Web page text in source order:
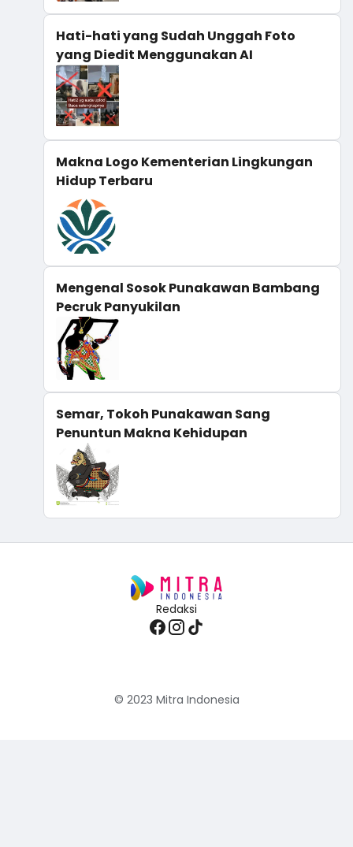
Hati-hati yang Sudah Unggah Foto
yang Diedit Menggunakan AI
Makna Logo Kementerian Lingkungan
Hidup Terbaru
Mengenal Sosok Punakawan Bambang
Pecruk Panyukilan
Semar, Tokoh Punakawan Sang
Penuntun Makna Kehidupan
Redaksi
© 2023 Mitra Indonesia